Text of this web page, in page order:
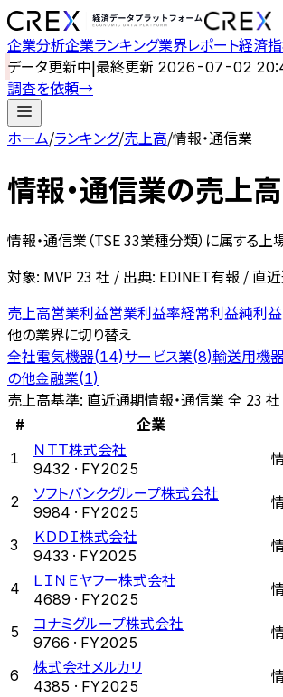
企業分析企業ランキング業界レポート経済
データ更新中|最終更新 2026-07-02
調査を依頼→
ホーム/ランキング/売上高/情報・通信業
情報・通信業の売上
情報・通信業 （TSE 33業種分類）に属する上
対象: MVP 23 社 / 出典: EDINET有報 / 直
売上高営業利益営業利益率経常利益純利益
他の業界に切り替え
全社電気機器(14)サービス業(8)輸送用機
の他金融業(1)
売上高基準: 直近通期情報・通信業 全 23 社
#
企業
1 ＮＴＴ株式会社
9432 · FY2025
2 ソフトバンクグループ株式会社
9984 · FY2025
3 ＫＤＤＩ株式会社
9433 · FY2025
4 ＬＩＮＥヤフー株式会社
4689 · FY2025
5 コナミグループ株式会社
9766 · FY2025
6 株式会社メルカリ
4385 · FY2025